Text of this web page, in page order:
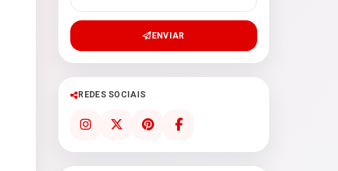
ENVIAR
REDES SOCIAIS